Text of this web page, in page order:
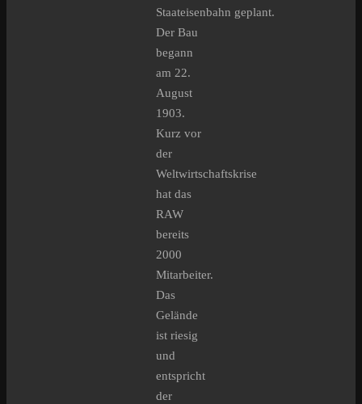
Staateisenbahn geplant.
Der Bau
begann
am 22.
August
1903.
Kurz vor
der
Weltwirtschaftskrise
hat das
RAW
bereits
2000
Mitarbeiter.
Das
Gelände
ist riesig
und
entspricht
der